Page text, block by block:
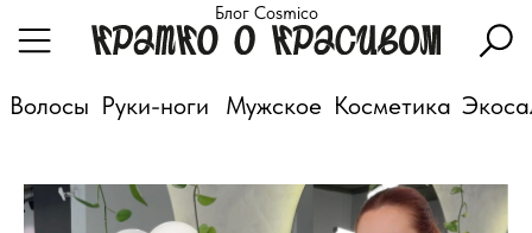
Блог Cosmico
Мужское
Руки-ноги
Волосы Косметика